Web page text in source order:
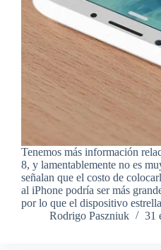
Tenemos más información
8, y lamentablemente no es
señalan que el costo de
al iPhone podría ser más
por lo que el dispositivo
Rodrigo Paszniuk
31